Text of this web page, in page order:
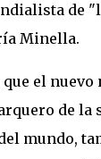
de
Minella.
el nuevo
de la
mundo,